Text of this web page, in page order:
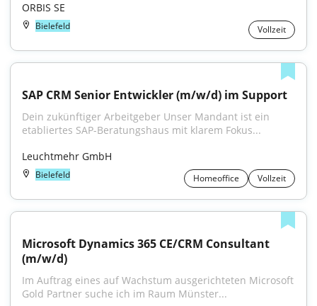
ORBIS SE
Bielefeld Vollzeit
SAP CRM Senior Entwickler (m/w/d) im Support
Dein zukünftiger Arbeitgeber Unser Mandant ist ein
etabliertes SAP-Beratungshaus mit klarem Fokus...
Leuchtmehr GmbH
Bielefeld Homeoffice Vollzeit
Microsoft Dynamics 365 CE/CRM Consultant
(m/w/d)
Im Auftrag eines auf Wachstum ausgerichteten Microsoft
Gold Partner suche ich im Raum Münster...